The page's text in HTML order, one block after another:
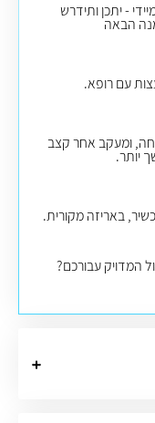
- יתכן ותידרש
עם רופא.
ומעקב אחר קצב
יותר.
בתכשיר, באריזה מקורית.
המדויק עבורכם?